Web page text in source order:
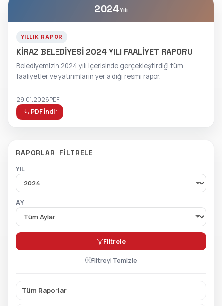
2024Yılı
YILLIK RAPOR
KİRAZ BELEDİYESİ 2024 YILI FAALİYET RAPORU
Belediyemizin 2024 yılı içerisinde gerçekleştirdiği tüm
faaliyetler ve yatırımların yer aldığı resmi rapor.
29.01.2026PDF
PDF İndir
RAPORLARI FILTRELE
YIL
AY
Filtrele
Filtreyi Temizle
Tüm Raporlar